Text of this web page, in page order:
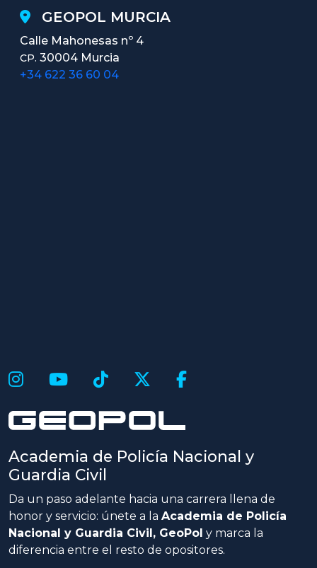
GEOPOL MURCIA
Calle Mahonesas nº 4
CP. 30004 Murcia
+34 622 36 60 04
Academia de Policía Nacional y
Guardia Civil
Da un paso adelante hacia una carrera llena de
honor y servicio: únete a la Academia de Policía
Nacional y Guardia Civil, GeoPol y marca la
diferencia entre el resto de opositores.